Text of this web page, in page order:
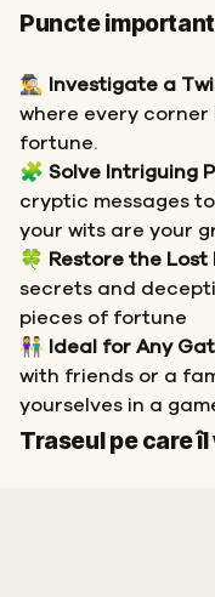
Puncte
🕵️‍♂️ Investigate a
where every
fortune.
🧩 Solve Intriguing
cryptic messages
your wits are your
🍀 Restore the Lost
secrets and
pieces of fortune
👫
Ideal for Any
with friends or a
yourselves in a
Traseul pe care
Sosire